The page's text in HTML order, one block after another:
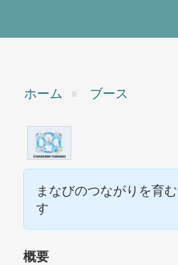
ホーム ブース
まなびのつながりを育
す
概要